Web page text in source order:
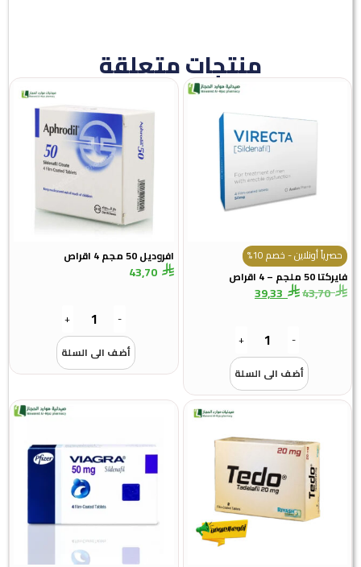
منتجات متعلقة
حصرياً أونلاين - خصم 10%
فايركتا 50 ملجم – 4 اقراص
43,70
39,33
-
+
أضف الى السلة
افروديل 50 مجم 4 اقراص
43,70
-
+
أضف الى السلة